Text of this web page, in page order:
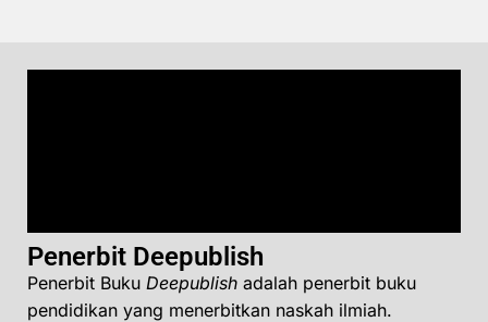
Penerbit Deepublish
Penerbit Buku Deepublish adalah penerbit buku
pendidikan yang menerbitkan naskah ilmiah.